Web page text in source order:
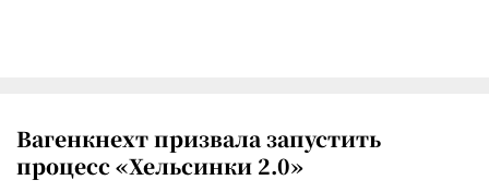
Вагенкнехт призвала запустить
процесс «Хельсинки 2.0»